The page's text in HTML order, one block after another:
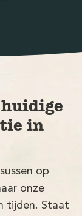
in
op
onze
tijden. Staat